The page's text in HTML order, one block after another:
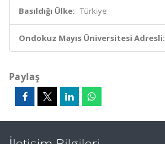
Basıldığı Ülke: Türkiye
Ondokuz Mayıs Üniversitesi Adresli:
Paylaş